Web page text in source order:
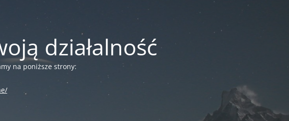
działalność
na poniższe strony: